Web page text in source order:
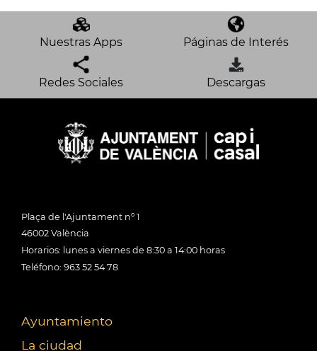
Nuestras Apps Páginas de Interés
Redes Sociales Descargas
Plaça de l'Ajuntament nº 1
46002 València
Horarios: lunes a viernes de 8:30 a 14:00 horas
Teléfono: 963 52 54 78
Ayuntamiento
La ciudad